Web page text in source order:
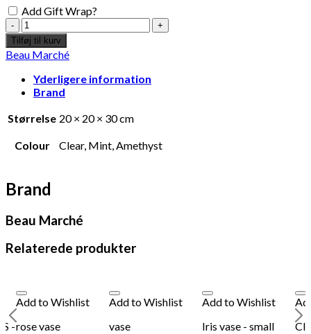
Add Gift Wrap?
Krystal
Vase
antal
Tilføj til kurv
Beau Marché
Yderligere information
Brand
Størrelse 20 × 20 × 30 cm
Colour Clear, Mint, Amethyst
Brand
Beau Marché
Relaterede produkter
-
Add to Wishlist
rose vase
Add to Wishlist
vase
Add to Wishlist
Iris vase - small